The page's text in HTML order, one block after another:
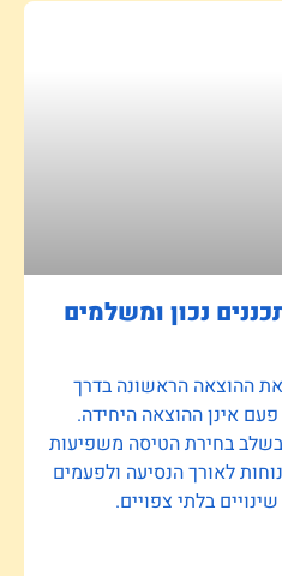
נכון ומשלמים
את ההוצאה הראשונה בדרך
אינן ההוצאה היחידה.
בחירת הטיסה משפיעות
לאורך הנסיעה ולפעמים
בלתי צפויים.